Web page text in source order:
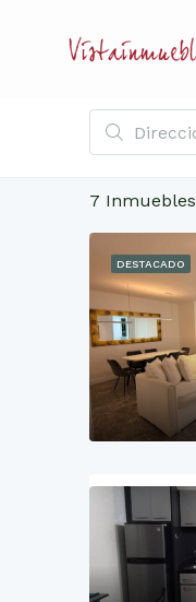
7 Inmuebles
DESTACADO